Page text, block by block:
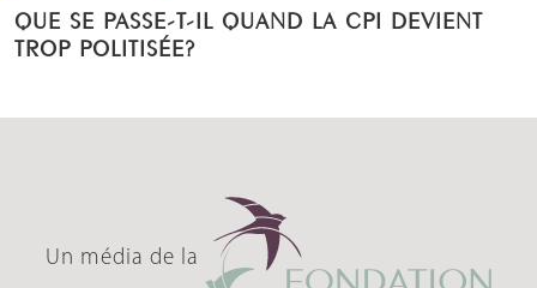
QUE SE PASSE-T-IL QUAND LA CPI DEVIENT
TROP POLITISÉE?
Un média de la